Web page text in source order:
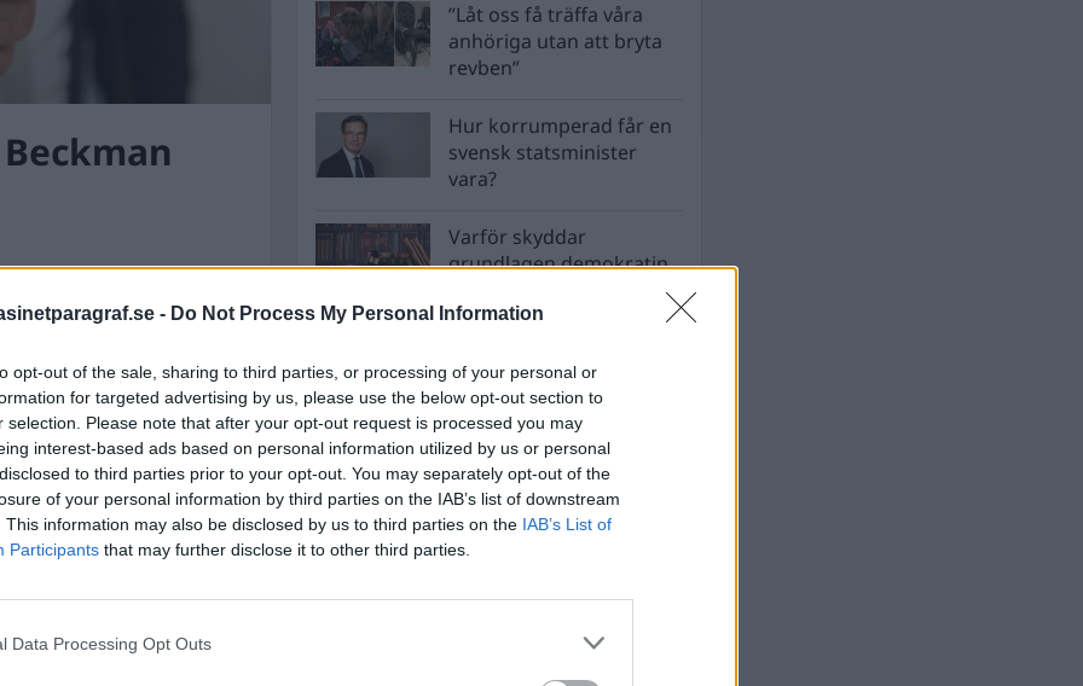
- Do Not Process My Personal Information
opt-out of the sale, sharing to third parties, or processing of your personal or
for targeted advertising by us, please use the below opt-out section to
selection. Please note that after your opt-out request is processed you may
interest-based ads based on personal information utilized by us or personal
to third parties prior to your opt-out. You may separately opt-out of the
of your personal information by third parties on the IAB’s list of downstream
This information may also be disclosed by us to third parties on the IAB’s List of
Participants that may further disclose it to other third parties.
Data Processing Opt Outs
anmäldes nyligen av
flera fall av förtal
en text om hur Lars
”Låt oss få träffa våra
anhöriga utan att bryta
revben”
Hur korrumperad får en
svensk statsminister
vara?
Varför skyddar
grundlagen demokratin
STÖD OSS
Stöd Para§rafs bevakning av högerextremismen
PRENUMERERA PÅ PARA§RAFS NYHETSBREV